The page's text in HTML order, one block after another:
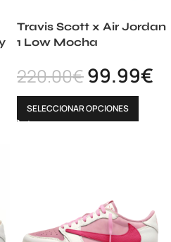
Travis Scott x Air Jordan
1 Low Mocha
220.00€99.99€
SELECCIONAR OPCIONES